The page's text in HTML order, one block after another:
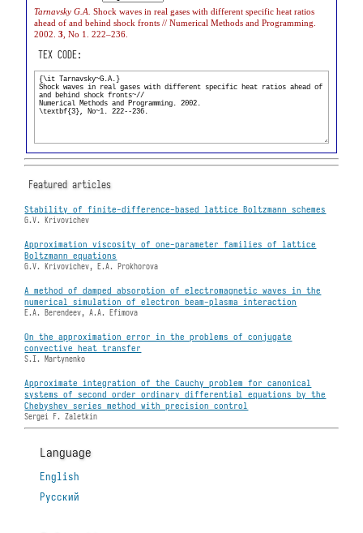
Tarnavsky G.A.Shock waves in real gases with different specific heat ratios
ahead of and behind shock fronts // Numerical Methods and Programming.
2002.3, No 1. 222–236.
TEX CODE:
Featured articles
Stability of finite-difference-based lattice Boltzmann schemes
G.V. Krivovichev
Approximation viscosity of one-parameter families of lattice
Boltzmann equations
G.V. Krivovichev, E.A. Prokhorova
A method of damped absorption of electromagnetic waves in the
numerical simulation of electron beam-plasma interaction
E.A. Berendeev, A.A. Efimova
On the approximation error in the problems of conjugate
convective heat transfer
S.I. Martynenko
Approximate integration of the Cauchy problem for canonical
systems of second order ordinary differential equations by the
Chebyshev series method with precision control
Sergei F. Zaletkin
Language
English
Русский